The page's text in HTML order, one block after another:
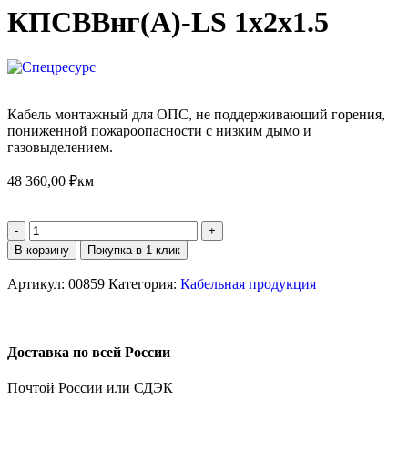
КПСВВнг(А)-LS 1х2х1.5
Кабель монтажный для ОПС, не поддерживающий горения,
пониженной пожароопасности с низким дымо и
газовыделением.
48 360,00 ₽км
В корзину Покупка в 1 клик
Артикул: 00859 Категория: Кабельная продукция
Доставка по всей России
Почтой России или СДЭК